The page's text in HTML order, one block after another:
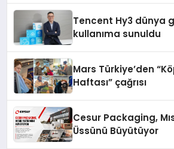
Tencent Hy3 dünya
kullanıma sunuldu
Mars Türkiye’den
Haftası” çağrısı
Cesur Packaging,
Üssünü Büyütüyor